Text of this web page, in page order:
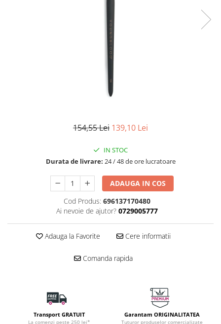
Gel pentru sprancene
Pensule Profesionale
Aur Cosmetic
PALETE PROFESIONALE
154,55 Lei 139,10 Lei
IN STOC
Durata de livrare: 24 / 48 de ore lucratoare
ADAUGA IN COS
Cod Produs: 696137170480
Ai nevoie de ajutor? 0729005777
Adauga la Favorite Cere informatii
Comanda rapida
Transport GRATUIT
La comenzi peste 250 lei*
Garantam ORIGINALITATEA
Tuturor produselor comercializate